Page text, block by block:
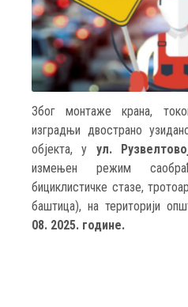
Због монтаже крана,
изградњи двострано
објекта, у ул.
измењен режим
бициклистичке стазе,
баштица), на територији
08. 2025. године.